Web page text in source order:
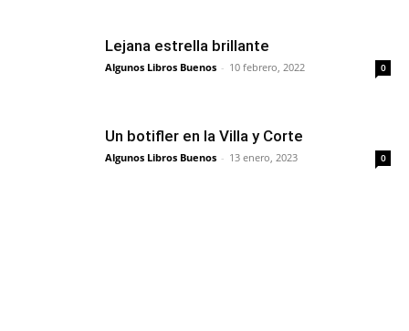
Lejana estrella brillante
Algunos Libros Buenos - 10 febrero, 2022 0
Un botifler en la Villa y Corte
Algunos Libros Buenos - 13 enero, 2023 0